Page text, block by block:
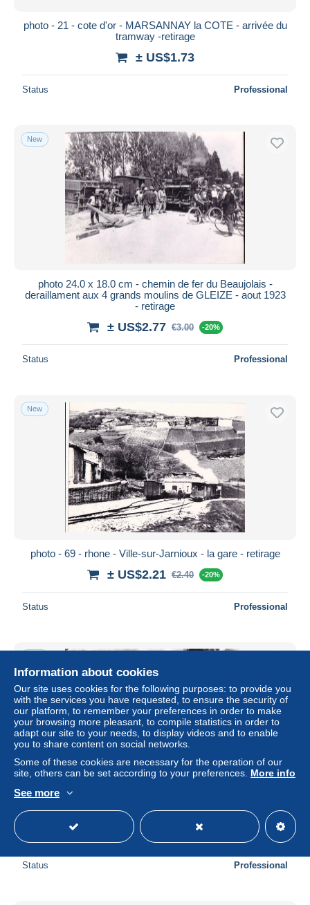
photo - 21 - cote d'or - MARSANNAY la COTE - arrivée du
tramway -retirage
± US$1.73
Status Professional
New
photo 24.0 x 18.0 cm - chemin de fer du Beaujolais -
deraillament aux 4 grands moulins de GLEIZE - aout 1923
- retirage
± US$2.77 €3.00 -20%
Status Professional
New
photo - 69 - rhone - Ville-sur-Jarnioux - la gare - retirage
± US$2.21 €2.40 -20%
Status Professional
photo - 69 - rhone -VILLEFRANCHE-SUR-SAÔNE - rue
Victor Hugo - Café Continental - retirage
± US$3.04
Status Professional
Information about cookies
Our site uses cookies for the following purposes: to provide you
with the services you have requested, to ensure the security of
our platform, to remember your preferences in order to make
your browsing more pleasant, to compile statistics in order to
adapt our site to your needs, to display videos and to enable
you to share content on social networks.
Some of these cookies are necessary for the operation of our
site, others can be set according to your preferences. More info
See more